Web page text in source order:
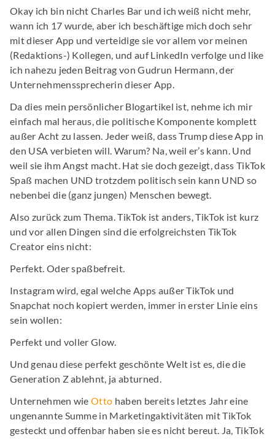
Okay ich bin nicht Charles Bar und ich weiß nicht mehr,
wann ich 17 wurde, aber ich beschäftige mich doch sehr
mit dieser App und verteidige sie vor allem vor meinen
(Redaktions-) Kollegen, und auf LinkedIn verfolge und like
ich nahezu jeden Beitrag von Gudrun Hermann, der
Unternehmenssprecherin dieser App.
Da dies mein persönlicher Blogartikel ist, nehme ich mir
einfach mal heraus, die politische Komponente komplett
außer Acht zu lassen. Jeder weiß, dass Trump diese App in
den USA verbieten will. Warum? Na, weil er’s kann. Und
weil sie ihm Angst macht. Hat sie doch gezeigt, dass TikTok
Spaß machen UND trotzdem politisch sein kann UND so
nebenbei die (ganz jungen) Menschen bewegt.
Also zurück zum Thema. TikTok ist anders, TikTok ist kurz
und vor allen Dingen sind die erfolgreichsten TikTok
Creator eins nicht:
Perfekt. Oder spaßbefreit.
Instagram wird, egal welche Apps außer TikTok und
Snapchat noch kopiert werden, immer in erster Linie eins
sein wollen:
Perfekt und voller Glow.
Und genau diese perfekt geschönte Welt ist es, die die
Generation Z ablehnt, ja abturned.
Unternehmen wieOtto haben bereits letztes Jahr eine
ungenannte Summe in Marketingaktivitäten mit TikTok
gesteckt und offenbar haben sie es nicht bereut. Ja, TikTok